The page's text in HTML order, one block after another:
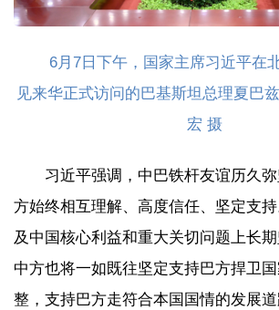
6月7日下午，国家主席习近平在
见来华正式访问的巴基斯坦总理夏巴
宏 摄
习近平强调，中巴铁杆友谊历久
方始终相互理解、高度信任、坚定支
及中国核心利益和重大关切问题上长期
中方也将一如既往坚定支持巴方捍卫
整，支持巴方走符合本国国情的发展